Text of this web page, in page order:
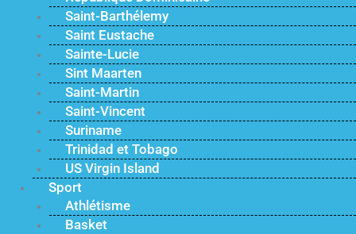
Saint-Barthélemy
Saint Eustache
Sainte-Lucie
Sint Maarten
Saint-Martin
Saint-Vincent
Suriname
Trinidad et Tobago
US Virgin Island
Sport
Athlétisme
Basket